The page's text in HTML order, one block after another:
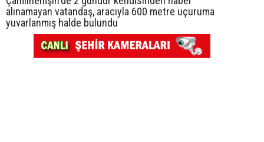
alınamayan vatandaş, aracıyla 600 metre uçuruma
yuvarlanmış halde bulundu